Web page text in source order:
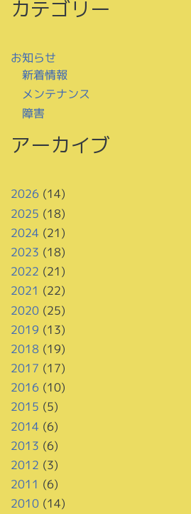
カテゴリー
お知らせ
新着情報
メンテナンス
障害
アーカイブ
2026 (14)
2025 (18)
2024 (21)
2023 (18)
2022 (21)
2021 (22)
2020(25)
2019 (13)
2018 (19)
2017 (17)
2016 (10)
2015 (5)
2014 (6)
2013 (6)
2012 (3)
2011 (6)
2010(14)